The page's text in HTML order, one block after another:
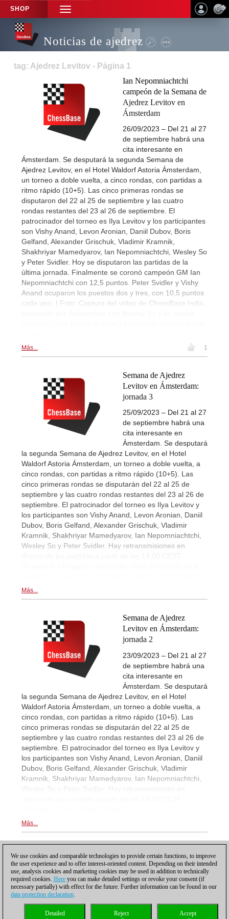
SHOP
TOGGLE
NAVIGATION
Noticias de ajedrez
tag: Ajedrez Levitov - Página 1
Ian Nepomniachtchi
campeón de la Semana de
Ajedrez Levitov en
Ámsterdam
26/09/2023 – Del 21 al 27
de septiembre habrá una
cita interesante en
Ámsterdam. Se desputará la segunda Semana de
Ajedrez Levitov, en el Hotel Waldorf Astoria Ámsterdam,
un torneo a doble vuelta, a cinco rondas, con partidas a
ritmo rápido (10+5). Las cinco primeras rondas se
disputaron del 22 al 25 de septiembre y las cuatro
rondas restantes del 23 al 26 de septiembre. El
patrocinador del torneo es Ilya Levitov y los participantes
son Vishy Anand, Levon Aronian, Daniil Dubov, Boris
Gelfand, Alexander Grischuk, Vladimir Kramnik,
Shakhriyar Mamedyarov, Ian Nepomniachtchi, Wesley So
y Peter Svidler. Hoy se disputaron las partidas de la
última jornada. Finalmente se coronó campeón GM Ian
Nepomniachtchi con 12,5 puntos. Peter Svidler y Vishy
Anand ocuparon los puestos dos y tres, con 10,5 puntos
cada uno. | Foto: Captura del vídeo de ChessBase India,
Más... 1
Semana de Ajedrez
Levitov en Ámsterdam:
jornada 3
25/09/2023 – Del 21 al 27
de septiembre habrá una
cita interesante en
Ámsterdam. Se desputará
la segunda Semana de Ajedrez Levitov, en el Hotel
Waldorf Astoria Ámsterdam, un torneo a doble vuelta, a
cinco rondas, con partidas a ritmo rápido (10+5). Las
cinco primeras rondas se disputarán del 22 al 25 de
septiembre y las cuatro rondas restantes del 23 al 26 de
septiembre. El patrocinador del torneo es Ilya Levitov y
los participantes son Vishy Anand, Levon Aronian, Daniil
Dubov, Boris Gelfand, Alexander Grischuk, Vladimir
Kramnik, Shakhriyar Mamedyarov, Ian Nepomniachtchi,
Wesley So y Peter Svidler. Hay retransmisiones en
Más...
Semana de Ajedrez
Levitov en Ámsterdam:
jornada 2
23/09/2023 – Del 21 al 27
de septiembre habrá una
cita interesante en
Ámsterdam. Se desputará
la segunda Semana de Ajedrez Levitov, en el Hotel
Waldorf Astoria Ámsterdam, un torneo a doble vuelta, a
cinco rondas, con partidas a ritmo rápido (10+5). Las
cinco primeras rondas se disputarán del 22 al 25 de
septiembre y las cuatro rondas restantes del 23 al 26 de
septiembre. El patrocinador del torneo es Ilya Levitov y
los participantes son Vishy Anand, Levon Aronian, Daniil
Dubov, Boris Gelfand, Alexander Grischuk, Vladimir
Kramnik, Shakhriyar Mamedyarov, Ian Nepomniachtchi,
Wesley So y Peter Svidler. Hay retransmisiones en
Más...
Política de privacidad |Para contactar Cookies Management
We use cookies and comparable technologies to provide certain functions, to improve
the user experience and to offer interest-oriented content. Depending on their intended
use, analysis cookies and marketing cookies may be used in addition to technically
required cookies. Here you can make detailed settings or revoke your consent (if
necessary partially) with effect for the future. Further information can be found in our
data protection declaration.
Accept
Reject
Detailed